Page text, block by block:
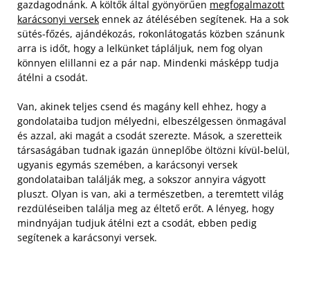
gazdagodnánk. A költők által gyönyörűen megfogalmazott
karácsonyi versek ennek az átélésében segítenek. Ha a sok
sütés-főzés, ajándékozás, rokonlátogatás közben szánunk
arra is időt, hogy a lelkünket tápláljuk, nem fog olyan
könnyen elillanni ez a pár nap. Mindenki másképp tudja
átélni a csodát.
Van, akinek teljes csend és magány kell ehhez, hogy a
gondolataiba tudjon mélyedni, elbeszélgessen önmagával
és azzal, aki magát a csodát szerezte. Mások, a szeretteik
társaságában tudnak igazán ünneplőbe öltözni kívül-belül,
ugyanis egymás szemében, a karácsonyi versek
gondolataiban találják meg, a sokszor annyira vágyott
pluszt. Olyan is van, aki a természetben, a teremtett világ
rezdüléseiben találja meg az éltető erőt. A lényeg, hogy
mindnyájan tudjuk átélni ezt a csodát, ebben pedig
segítenek a karácsonyi versek.